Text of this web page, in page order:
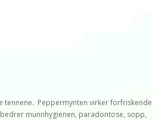
Peppermynten virker forfriskende
munnhygienen, paradontose, sopp,